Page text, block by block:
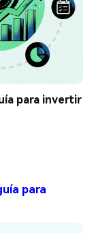
para invertir
para